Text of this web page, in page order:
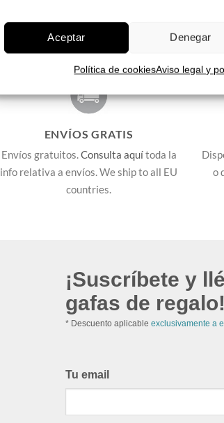
Aceptar Denegar
Política de cookiesAviso legal y
ENVÍOS GRATIS
Envíos gratuitos.Consulta aquítoda la
info relativa a envíos. We ship to all EU
countries.
o
¡Suscríbete y
gafas de regalo!
* Descuento aplicable exclusivamente a
Tu email